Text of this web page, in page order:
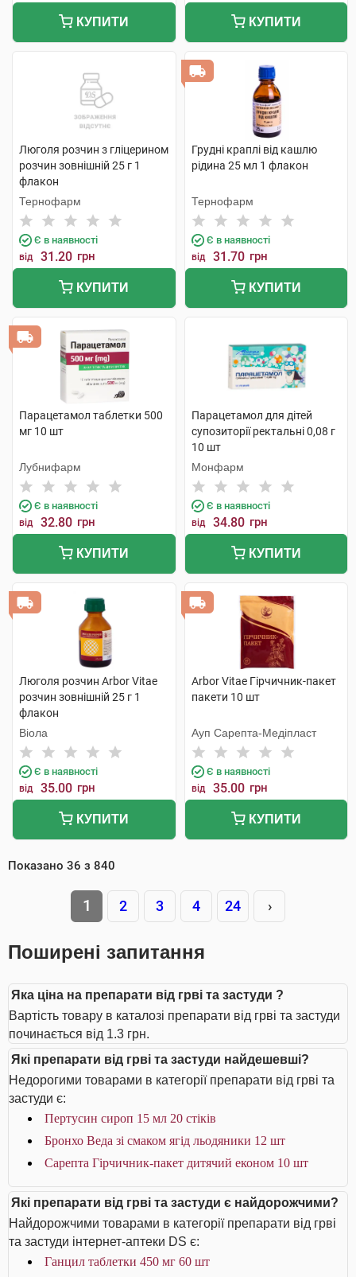
КУПИТИ КУПИТИ
Люголя розчин з гліцерином
розчин зовнішній 25 г 1
флакон
Тернофарм
Є в наявності
від 31.20 грн
КУПИТИ
Грудні краплі від кашлю
рідина 25 мл 1 флакон
Тернофарм
Є в наявності
від 31.70 грн
КУПИТИ
Парацетамол таблетки 500
мг 10 шт
Лубнифарм
Є в наявності
від 32.80 грн
КУПИТИ
Парацетамол для дітей
супозиторії ректальні 0,08 г
10 шт
Монфарм
Є в наявності
від 34.80 грн
КУПИТИ
Люголя розчин Arbor Vitae
розчин зовнішній 25 г 1
флакон
Віола
Є в наявності
від 35.00 грн
КУПИТИ
Arbor Vitae Гірчичник-пакет
пакети 10 шт
Ауп Сарепта-Медіпласт
Є в наявності
від 35.00 грн
КУПИТИ
Показано 36 з 840
1 2 3 4 24 ›
Поширені запитання
Яка ціна на препарати від грві та застуди ?
Вартість товару в каталозі препарати від грві та застуди
починається від 1.3 грн.
Які препарати від грві та застуди найдешевші?
Недорогими товарами в категорії препарати від грві та
застуди є:
Пертусин сироп 15 мл 20 стіків
Бронхо Веда зі смаком ягід льодяники 12 шт
Сарепта Гірчичник-пакет дитячий економ 10 шт
Які препарати від грві та застуди є найдорожчими?
Найдорожчими товарами в категорії препарати від грві
та застуди інтернет-аптеки DS є:
Ганцил таблетки 450 мг 60 шт